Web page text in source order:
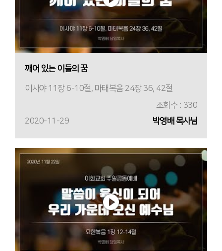
깨어 있는 이들의 꿈
이사야 11장 6-10절, 마태복음 24장 36, 42절
조회수 : 330
2020-11-29
박영배 목사님